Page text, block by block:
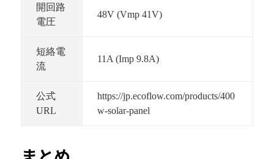
開回路
電圧
48V (Vmp 41V)
短絡電
流
11A (Imp 9.8A)
公式
URL
https://jp.ecoflow.com/products/400
w-solar-panel